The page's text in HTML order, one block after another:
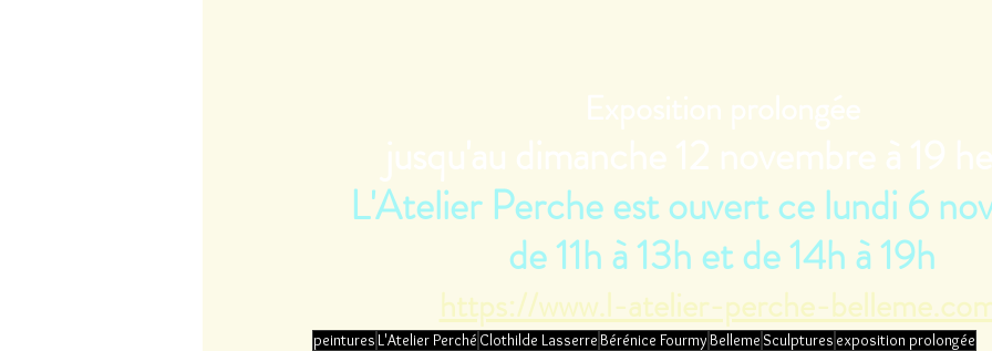
L'Atelier Perche est ouvert ce lundi 6
de 11h à 13h et de 14h à 19h
https://www.l-atelier-perche-
peintures L'Atelier Perché Clothilde LasserreBérénice FourmyBelleme Sculptures exposition prolongée